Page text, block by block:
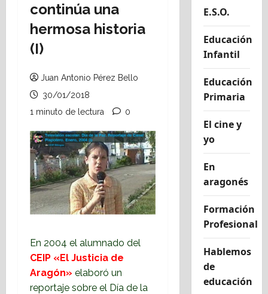
continúa una
hermosa historia
(I)
Juan Antonio Pérez Bello
30/01/2018
1 minuto de lectura
0
En 2004 el alumnado del
CEIP «El Justicia de
Aragón» elaboró un
reportaje sobre el Día de la
E.S.O.
Educación
Infantil
Educación
Primaria
El cine y
yo
En
aragonés
Formación
Profesional
Hablemos
de
educación